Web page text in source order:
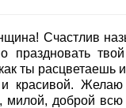
Счастлив
праздновать
ты расцветаешь
красивой. Желаю
милой, доброй